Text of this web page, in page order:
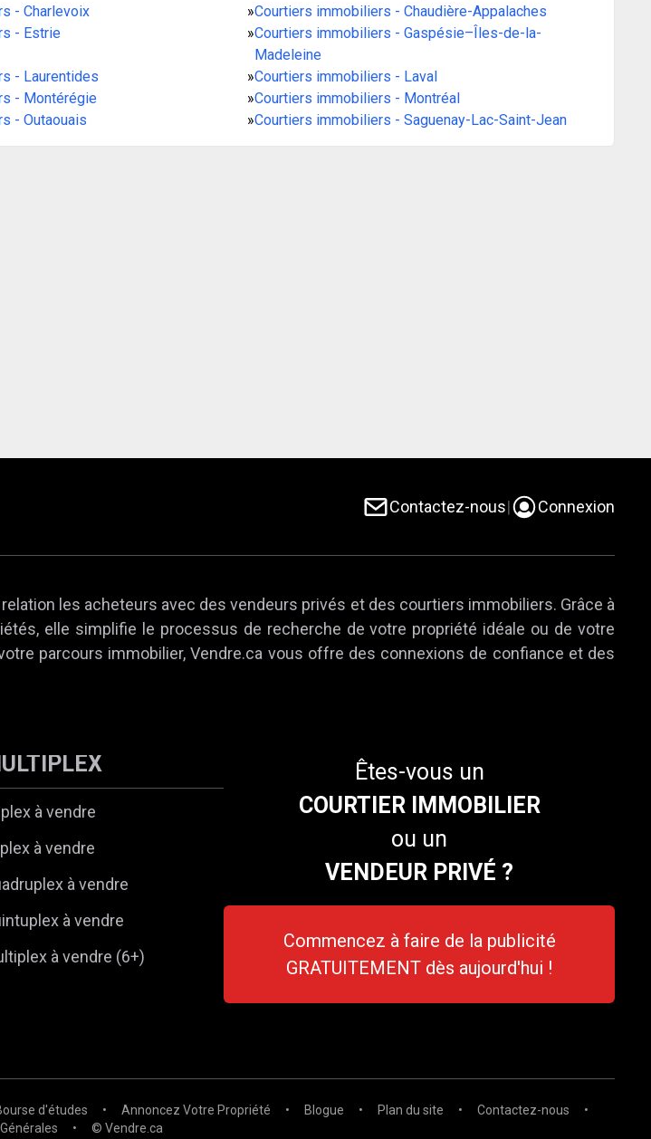
- Charlevoix »Courtiers immobiliers - Chaudière-Appalaches
- Estrie »Courtiers immobiliers - Gaspésie–Îles-de-la-
Madeleine
- Laurentides »Courtiers immobiliers - Laval
- Montérégie »Courtiers immobiliers - Montréal
- Outaouais »Courtiers immobiliers - Saguenay-Lac-Saint-Jean
Contactez-nous| Connexion
les acheteurs avec des vendeurs privés et des courtiers immobiliers. Grâce à
elle simplifie le processus de recherche de votre propriété idéale ou de votre
parcours immobilier, Vendre.ca vous offre des connexions de confiance et des
à vendre
à vendre
à vendre
à vendre
à vendre (6+)
Êtes-vous un
COURTIER IMMOBILIER
ou un
VENDEUR PRIVÉ ?
Commencez à faire de la publicité
GRATUITEMENT dès aujourd'hui !
d'études • Annoncez Votre Propriété • Blogue • Plan du site • Contactez-nous
•
• © Vendre.ca